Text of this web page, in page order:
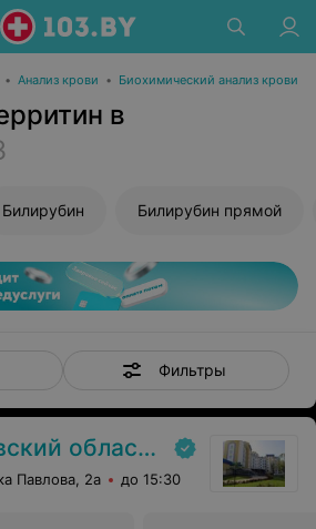
• Анализ крови • Биохимический анализ крови
в
Билирубин Билирубин прямой
Фильтры
онкологический диспансер
Павлова, 2а до 15:30